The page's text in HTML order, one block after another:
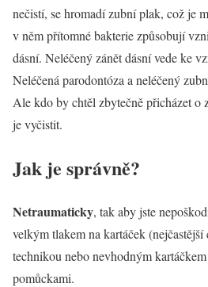
nečistí, se hromadí zubní plak, což je
v něm přítomné bakterie způsobují
dásní. Neléčený zánět dásní vede ke
Neléčená parodontóza a neléčený
Ale kdo by chtěl zbytečně přicházet o
je vyčistit.
Jak je správně?
Netraumaticky, tak aby jste
velkým tlakem na kartáček (nejčastější
technikou nebo nevhodným
pomůckami.